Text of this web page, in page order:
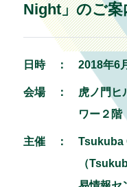
Night」のご案
日時 ： 2018年6
会場 ：
虎ノ門
ワー２階
主催 ：
Tsukuba
（